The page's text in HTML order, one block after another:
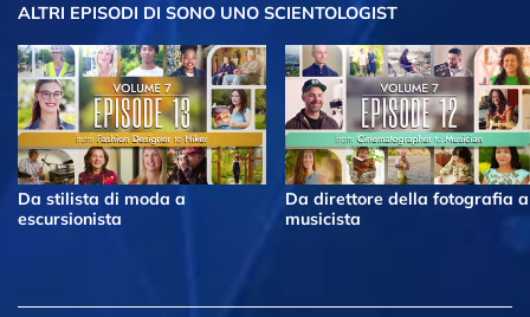
ALTRI EPISODI DI SONO UNO SCIENTOLOGIST
Da stilista di moda a
escursionista
Da direttore della fotografia a
musicista